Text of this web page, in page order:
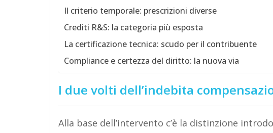
Il criterio temporale: prescrizioni diverse
Crediti R&S: la categoria più esposta
La certificazione tecnica: scudo per il contribuente
Compliance e certezza del diritto: la nuova via
I due volti dell’indebita
Alla base dell’intervento c’è la distinzione